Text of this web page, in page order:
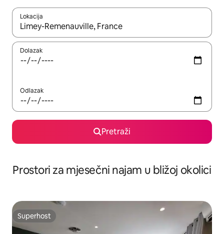
Lokacija
Kada budu dostupni rezultati, moći ćete ih pregledati
Dolazak
Odlazak
Pretraži
Prostori za mjesečni najam u bližoj okolici
Superhost
Superhost